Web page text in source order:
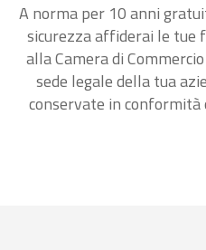
A norma per 10 anni
sicurezza affiderai le tue
alla Camera di
sede legale della tua
conservate in